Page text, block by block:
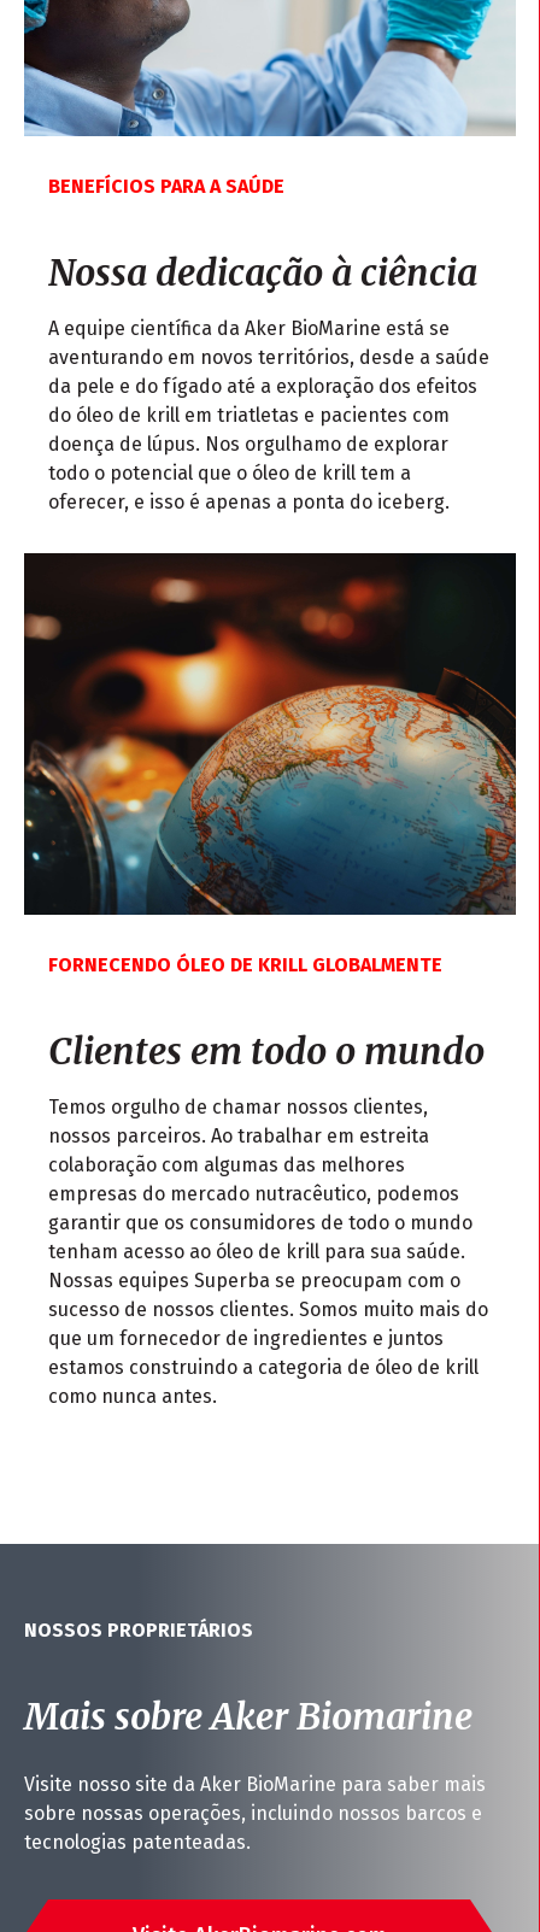
BENEFÍCIOS PARA A SAÚDE
Nossa dedicação à ciência
A equipe científica da Aker BioMarine está se
aventurando em novos territórios, desde a saúde
da pele e do fígado até a exploração dos efeitos
do óleo de krill em triatletas e pacientes com
doença de lúpus. Nos orgulhamo de explorar
todo o potencial que o óleo de krill tem a
oferecer, e isso é apenas a ponta do iceberg.
FORNECENDO ÓLEO DE KRILL GLOBALMENTE
Clientes em todo o mundo
Temos orgulho de chamar nossos clientes,
nossos parceiros. Ao trabalhar em estreita
colaboração com algumas das melhores
empresas do mercado nutracêutico, podemos
garantir que os consumidores de todo o mundo
tenham acesso ao óleo de krill para sua saúde.
Nossas equipes Superba se preocupam com o
sucesso de nossos clientes. Somos muito mais do
que um fornecedor de ingredientes e juntos
estamos construindo a categoria de óleo de krill
como nunca antes.
NOSSOS PROPRIETÁRIOS
Mais sobre Aker Biomarine
Visite nosso site da Aker BioMarine para saber mais
sobre nossas operações, incluindo nossos barcos e
tecnologias patenteadas.